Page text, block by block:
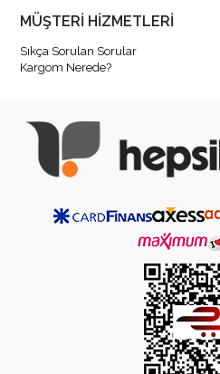
MÜŞTERİ HİZMETLERİ
Sıkça Sorulan Sorular
Kargom Nerede?